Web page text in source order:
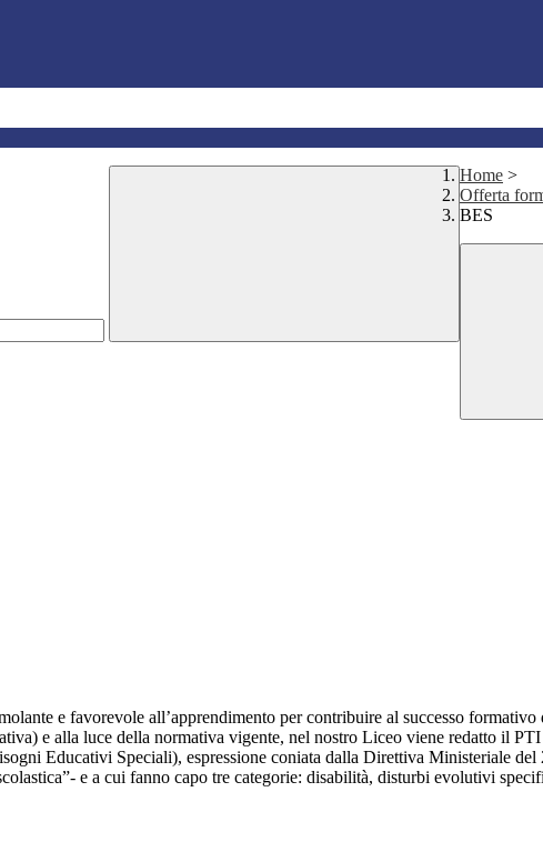
Home >
Offerta
BES
e favorevole all’apprendimento per contribuire al successo
e alla luce della normativa vigente, nel nostro Liceo viene redatto il
Educativi Speciali), espressione coniata dalla Direttiva Ministeriale del
e a cui fanno capo tre categorie: disabilità, disturbi evolutivi